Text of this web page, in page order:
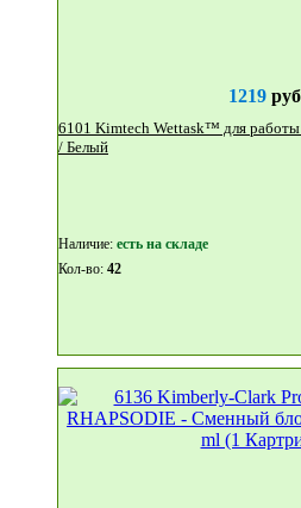
1219
6101 Kimtech Wettask™ для работы
/ Белый
Наличие: eсть на складе
Кол-во: 42